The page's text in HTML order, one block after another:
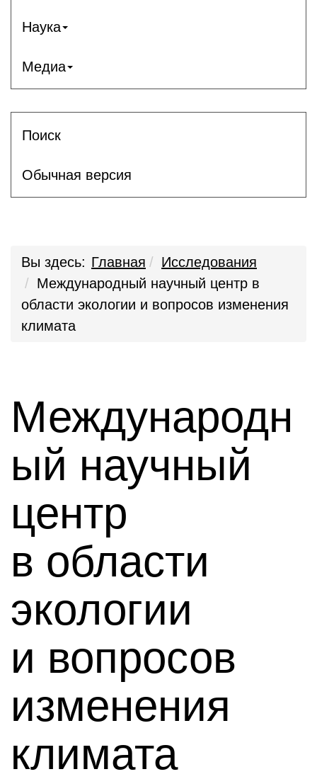
Наука
Медиа
Поиск
Обычная версия
Вы здесь: Главная
Исследования
Международный научный центр в
области экологии и вопросов изменения
климата
Международн
ый научный
центр
в области
экологии
и вопросов
изменения
климата